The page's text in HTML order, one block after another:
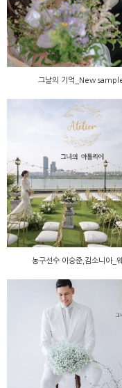
그날의 기억_New
농구선수 이승준,김소
웨딩
농구선수 이승준,김소니아_
농구선수 이승준,김소
화보